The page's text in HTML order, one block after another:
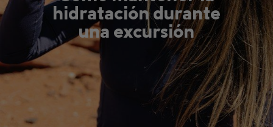
hidratación durante
una excursión